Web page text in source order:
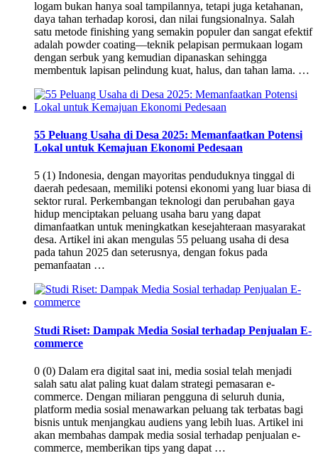
logam bukan hanya soal tampilannya, tetapi juga ketahanan,
daya tahan terhadap korosi, dan nilai fungsionalnya. Salah
satu metode finishing yang semakin populer dan sangat efektif
adalah powder coating—teknik pelapisan permukaan logam
dengan serbuk yang kemudian dipanaskan sehingga
membentuk lapisan pelindung kuat, halus, dan tahan lama. …
55 Peluang Usaha di Desa 2025: Memanfaatkan Potensi
Lokal untuk Kemajuan Ekonomi Pedesaan
5 (1) Indonesia, dengan mayoritas penduduknya tinggal di
daerah pedesaan, memiliki potensi ekonomi yang luar biasa di
sektor rural. Perkembangan teknologi dan perubahan gaya
hidup menciptakan peluang usaha baru yang dapat
dimanfaatkan untuk meningkatkan kesejahteraan masyarakat
desa. Artikel ini akan mengulas 55 peluang usaha di desa
pada tahun 2025 dan seterusnya, dengan fokus pada
pemanfaatan …
Studi Riset: Dampak Media Sosial terhadap Penjualan E-
commerce
0 (0) Dalam era digital saat ini, media sosial telah menjadi
salah satu alat paling kuat dalam strategi pemasaran e-
commerce. Dengan miliaran pengguna di seluruh dunia,
platform media sosial menawarkan peluang tak terbatas bagi
bisnis untuk menjangkau audiens yang lebih luas. Artikel ini
akan membahas dampak media sosial terhadap penjualan e-
commerce, memberikan tips yang dapat …